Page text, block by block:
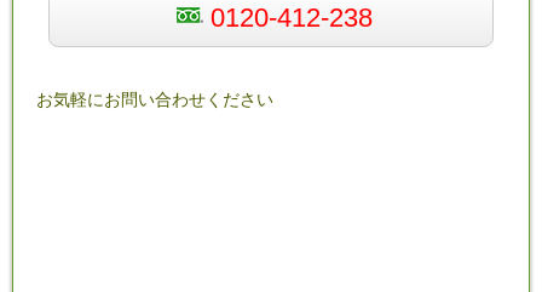
0120-412-238
お気軽にお問い合わせください